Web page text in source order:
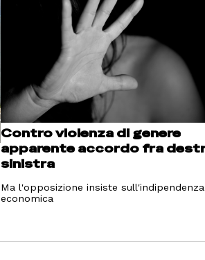
Contro violenza di genere
apparente accordo fra
sinistra
Ma l'opposizione insiste sull'indipendenza
economica